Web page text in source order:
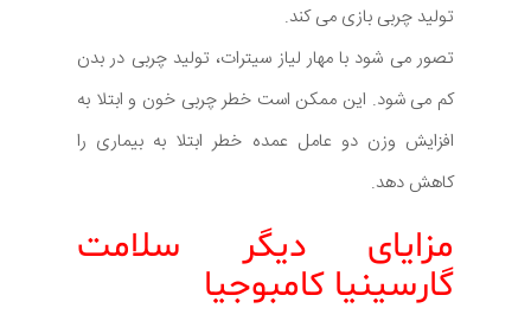
تولید چربی بازی می کند.
تصور می شود با مهار لیاز سیترات، تولید چربی در بدن
کم می شود. این ممکن است خطر چربی خون و ابتلا به
افزایش وزن دو عامل عمده خطر ابتلا به بیماری را
کاهش دهد.
مزایای دیگر سلامت
گارسینیا کامبوجیا